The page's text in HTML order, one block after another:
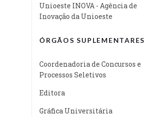
Unioeste INOVA - Agência de
Inovação da Unioeste
ÓRGÃOS SUPLEMENTARES
Coordenadoria de Concursos e
Processos Seletivos
Editora
Gráfica Universitária